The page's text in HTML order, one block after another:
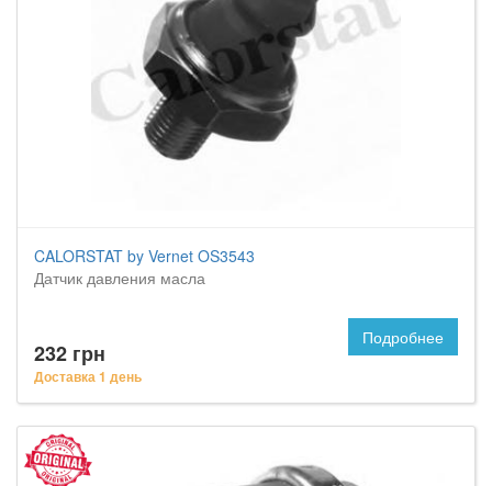
CALORSTAT by Vernet OS3543
Датчик давления масла
232 грн
Доставка 1 день
Подробнее